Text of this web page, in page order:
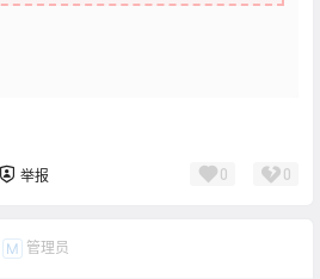
举报 0 0
M 管理员